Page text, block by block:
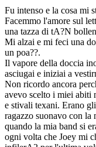
Fu intenso e la cosa mi
Facemmo l'amore sul
una tazza di tA?N
Mi alzai e mi feci una
un poa??.
Il vapore della doccia
asciugai e iniziai a
Non ricordo ancora
avevo scelto i miei abiti
e stivali texani. Erano
ragazzo suonavo con la
quando la mia band si
ogni volta che Joey mi